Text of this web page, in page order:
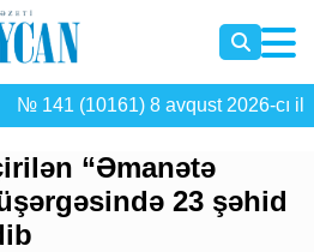
№ 141 (10161) 8 avqust 2026-cı il
“Əmanətə
23 şəhid